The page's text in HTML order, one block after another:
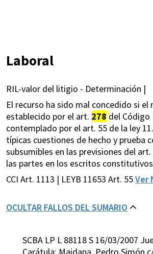
Laboral
RIL-valor del litigio - Determinación |
El recurso ha sido mal concedido si
establecido por el art. 278 del Código
contemplado por el art. 55 de la ley
típicas cuestiones de hecho y prueba
subsumibles en las previsiones del
las partes en los escritos
CCI Art. 1113 | LEYB 11653 Art. 55Ver
OCULTAR FALLOS DEL SUMARIO
SCBA LP L 88118 S 16/03/2007